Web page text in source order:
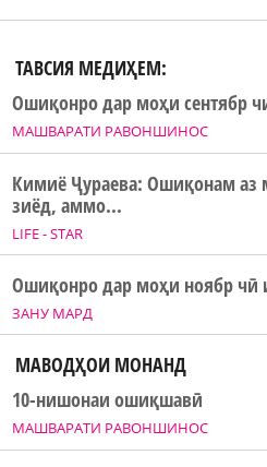
ТАВСИЯ МЕДИҲЕМ:
МАШВАРАТИ РАВОНШИНОС
Ошиқонро дар моҳи сентябр
LIFE - STAR
Кимиё Ҷураева: Ошиқонам аз
зиёд, аммо...
ЗАНУ МАРД
Ошиқонро дар моҳи ноябр чӣ
МАВОДҲОИ МОНАНД
МАШВАРАТИ РАВОНШИНОС
10-нишонаи ошиқшавӣ